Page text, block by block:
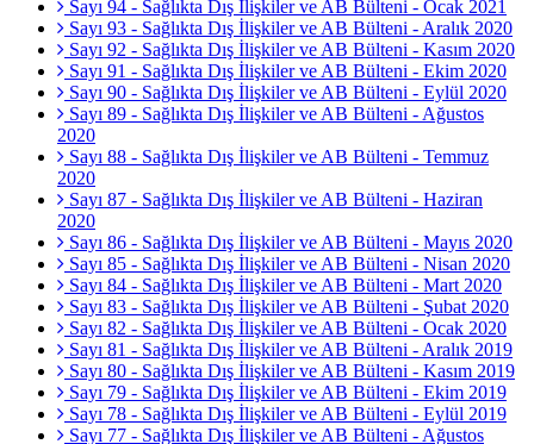
Sayı 94 - Sağlıkta Dış İlişkiler ve AB Bülteni - Ocak 2021
Sayı 93 - Sağlıkta Dış İlişkiler ve AB Bülteni - Aralık 2020
Sayı 92 - Sağlıkta Dış İlişkiler ve AB Bülteni - Kasım 2020
Sayı 91 - Sağlıkta Dış İlişkiler ve AB Bülteni - Ekim 2020
Sayı 90 - Sağlıkta Dış İlişkiler ve AB Bülteni - Eylül 2020
Sayı 89 - Sağlıkta Dış İlişkiler ve AB Bülteni - Ağustos
2020
Sayı 88 - Sağlıkta Dış İlişkiler ve AB Bülteni - Temmuz
2020
Sayı 87 - Sağlıkta Dış İlişkiler ve AB Bülteni - Haziran
2020
Sayı 86 - Sağlıkta Dış İlişkiler ve AB Bülteni - Mayıs 2020
Sayı 85 - Sağlıkta Dış İlişkiler ve AB Bülteni - Nisan 2020
Sayı 84 - Sağlıkta Dış İlişkiler ve AB Bülteni - Mart 2020
Sayı 83 - Sağlıkta Dış İlişkiler ve AB Bülteni - Şubat 2020
Sayı 82 - Sağlıkta Dış İlişkiler ve AB Bülteni - Ocak 2020
Sayı 81 - Sağlıkta Dış İlişkiler ve AB Bülteni - Aralık 2019
Sayı 80 - Sağlıkta Dış İlişkiler ve AB Bülteni - Kasım 2019
Sayı 79 - Sağlıkta Dış İlişkiler ve AB Bülteni - Ekim 2019
Sayı 78 - Sağlıkta Dış İlişkiler ve AB Bülteni - Eylül 2019
Sayı 77 - Sağlıkta Dış İlişkiler ve AB Bülteni - Ağustos